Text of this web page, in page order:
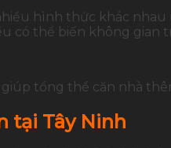
hình thức khác
có thể biến không
tổng thể căn nhà
tại Tây Ninh